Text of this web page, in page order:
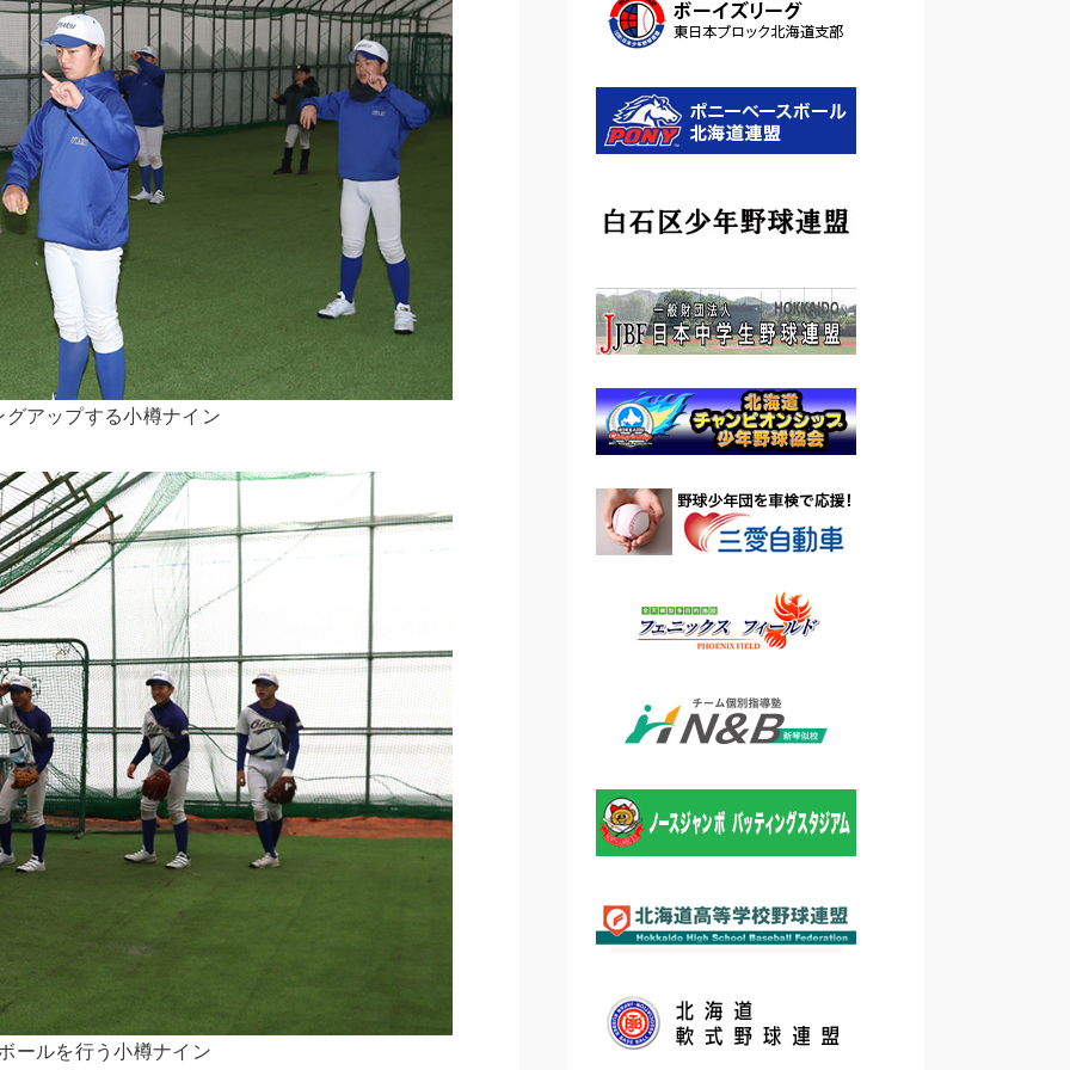
グアップする小樽ナイン
ールを行う小樽ナイン